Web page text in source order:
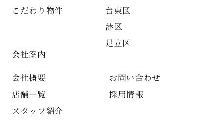
こだわり物件
台東区
港区
足立区
会社案内
会社概要
店舗一覧
スタッフ紹介
お問い合わせ
採用情報